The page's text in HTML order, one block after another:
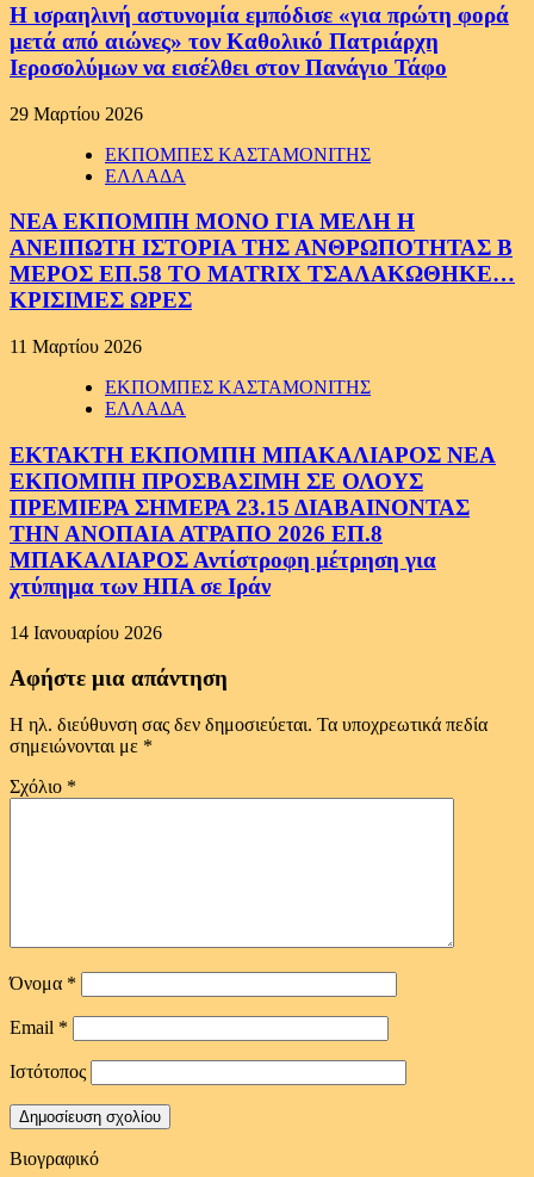
Η ισραηλινή αστυνομία εμπόδισε «για πρώτη φορά
μετά από αιώνες» τον Καθολικό Πατριάρχη
Ιεροσολύμων να εισέλθει στον Πανάγιο Τάφο
29 Μαρτίου 2026
ΕΚΠΟΜΠΕΣ ΚΑΣΤΑΜΟΝΙΤΗΣ
ΕΛΛΑΔΑ
ΝΕΑ ΕΚΠΟΜΠΗ ΜΟΝΟ ΓΙΑ ΜΕΛΗ Η
ΑΝΕΙΠΩΤΗ ΙΣΤΟΡΙΑ ΤΗΣ ΑΝΘΡΩΠΟΤΗΤΑΣ Β
ΜΕΡΟΣ ΕΠ.58 ΤΟ MATRIX ΤΣΑΛΑΚΩΘΗΚΕ…
ΚΡΙΣΙΜΕΣ ΩΡΕΣ
11 Μαρτίου 2026
ΕΚΠΟΜΠΕΣ ΚΑΣΤΑΜΟΝΙΤΗΣ
ΕΛΛΑΔΑ
ΕΚΤΑΚΤΗ ΕΚΠΟΜΠΗ ΜΠΑΚΑΛΙΑΡΟΣ ΝΕΑ
ΕΚΠΟΜΠΗ ΠΡΟΣΒΑΣΙΜΗ ΣΕ ΟΛΟΥΣ
ΠΡΕΜΙΕΡΑ ΣΗΜΕΡΑ 23.15 ΔΙΑΒΑΙΝΟΝΤΑΣ
ΤΗΝ ΑΝΟΠΑΙΑ ΑΤΡΑΠΟ 2026 ΕΠ.8
ΜΠΑΚΑΛΙΑΡΟΣ Αντίστροφη μέτρηση για
χτύπημα των ΗΠΑ σε Ιράν
14 Ιανουαρίου 2026
Αφήστε μια απάντηση
Η ηλ. διεύθυνση σας δεν δημοσιεύεται. Τα υποχρεωτικά πεδία
σημειώνονται με *
Σχόλιο *
Όνομα *
Email *
Ιστότοπος
Βιογραφικό